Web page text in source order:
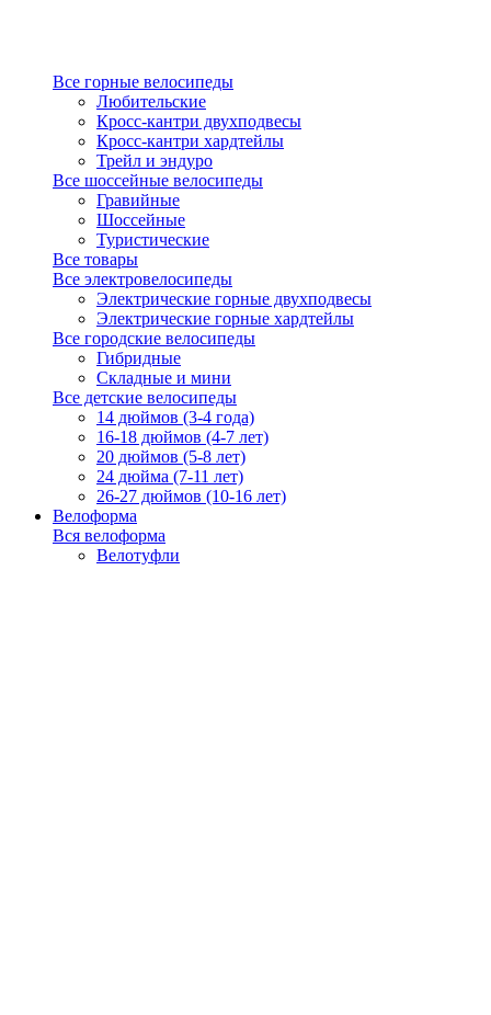
Все горные велосипеды
Любительские
Кросс-кантри двухподвесы
Кросс-кантри хардтейлы
Трейл и эндуро
Все шоссейные велосипеды
Гравийные
Шоссейные
Туристические
Все товары
Все электровелосипеды
Электрические горные двухподвесы
Электрические горные хардтейлы
Все городские велосипеды
Гибридные
Складные и мини
Все детские велосипеды
14 дюймов (3-4 года)
16-18 дюймов (4-7 лет)
20 дюймов (5-8 лет)
24 дюйма (7-11 лет)
26-27 дюймов (10-16 лет)
Велоформа
Вся велоформа
Велотуфли